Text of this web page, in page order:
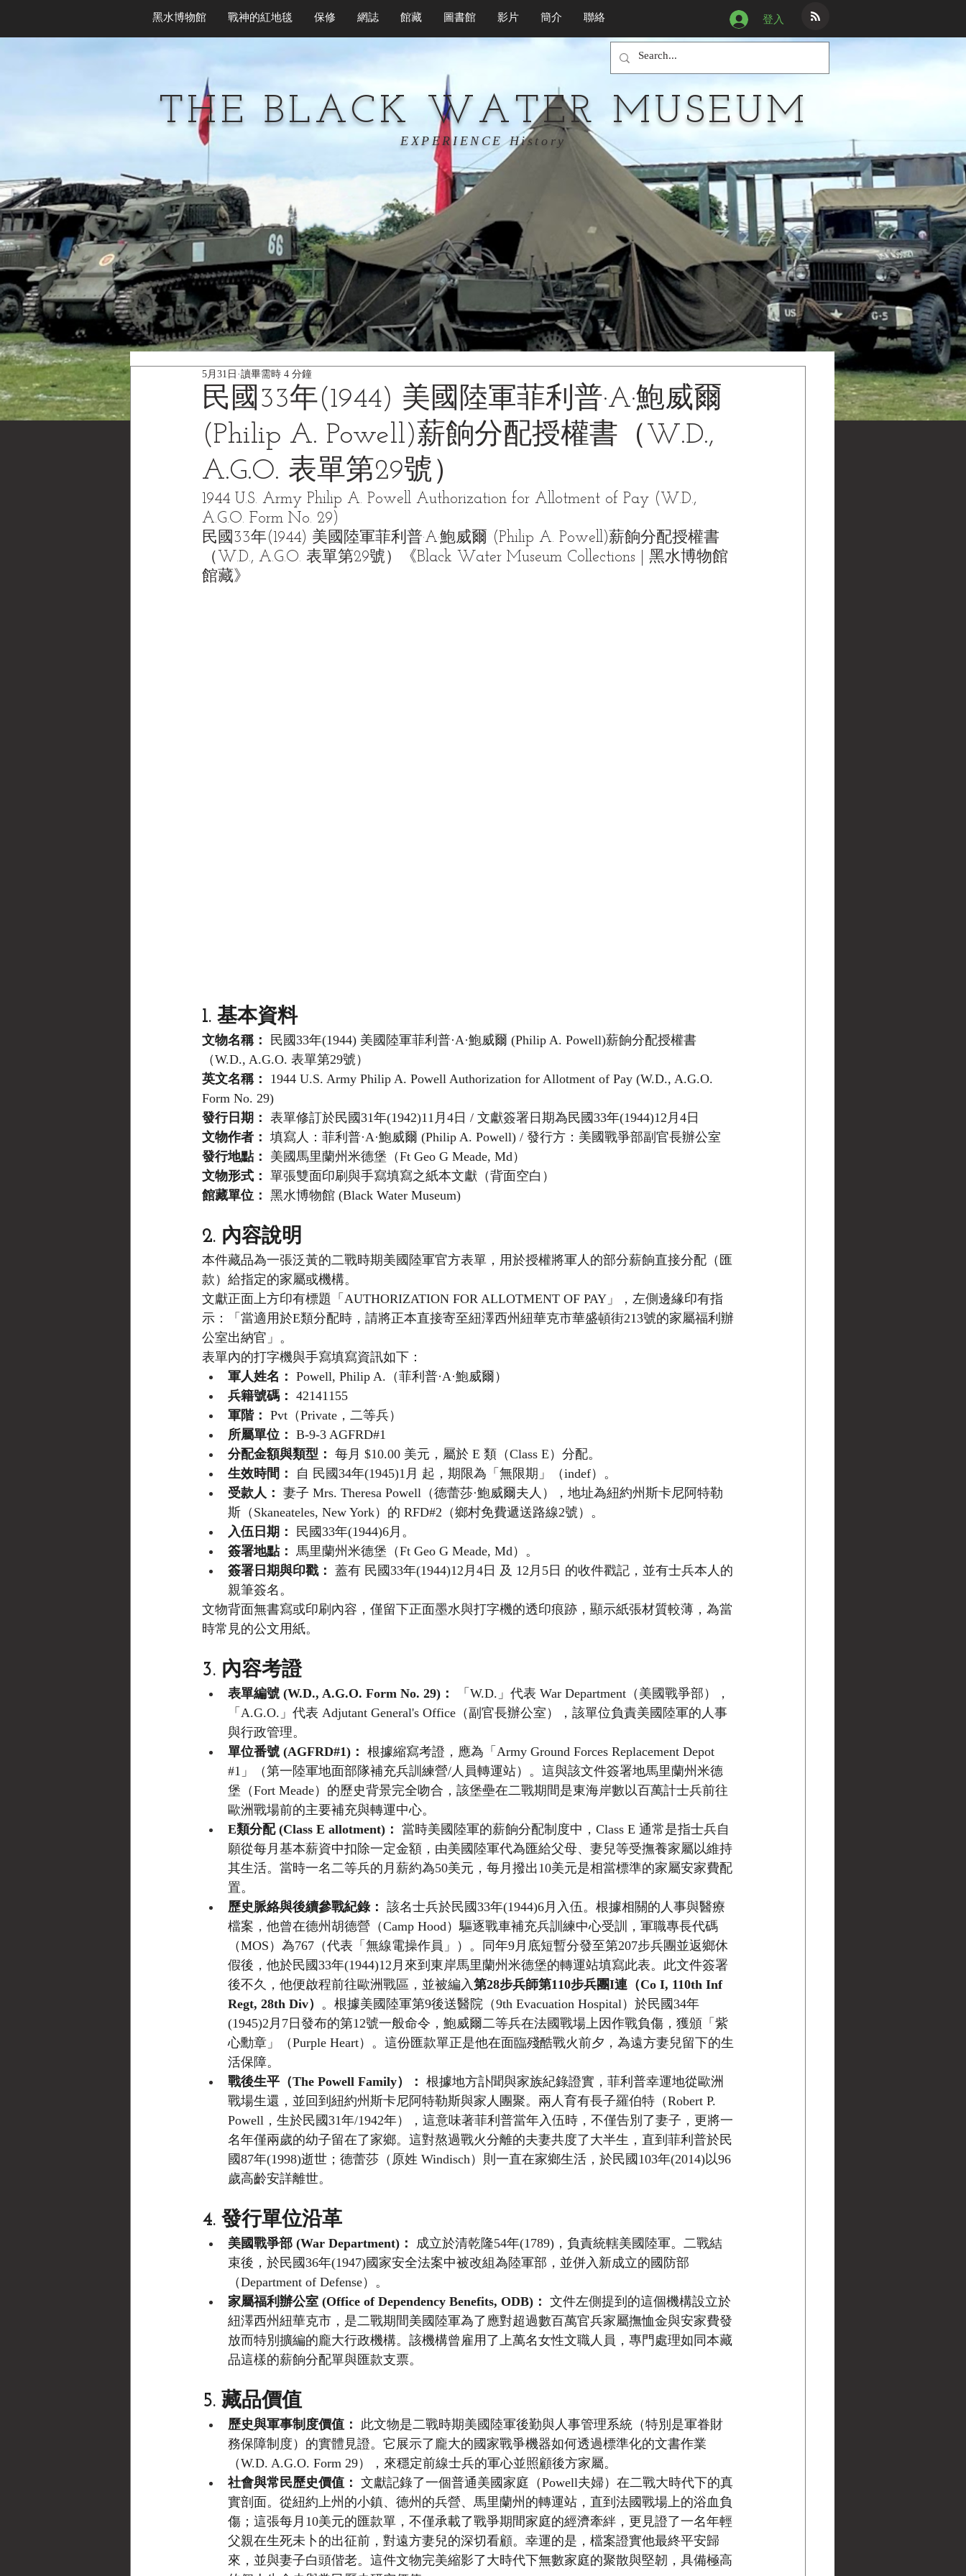
黑水博物館 戰神的紅地毯 保修 網誌 館藏 圖書館 影片 簡介 聯絡 登入
THE BLACK WATER MUSEUM
EXPERIENCE History
民國33年(1944) 美國陸軍菲利普·A·鮑威爾
(Philip A. Powell)薪餉分配授權書（W.D.,
A.G.O. 表單第29號）
5月31日 讀畢需時 4 分鐘
1944 U.S. Army Philip A. Powell Authorization for Allotment of Pay (W.D.,
A.G.O. Form No. 29)
民國33年(1944) 美國陸軍菲利普·A·鮑威爾 (Philip A. Powell)薪餉分配授權書
（W.D., A.G.O. 表單第29號）
《Black Water Museum Collections | 黑水博物館
館藏》
1. 基本資料
文物名稱：
民國33年(1944) 美國陸軍菲利普·A·鮑威爾 (Philip A. Powell)薪餉分配授權書
（W.D., A.G.O. 表單第29號）
英文名稱：
1944 U.S. Army Philip A. Powell Authorization for Allotment of Pay (W.D., A.G.O.
Form No. 29)
發行日期： 表單修訂於民國31年(1942)11月4日 / 文獻簽署日期為民國33年(1944)12月4日
文物作者： 填寫人：菲利普·A·鮑威爾 (Philip A. Powell) / 發行方：美國戰爭部副官長辦公室
發行地點：
美國馬里蘭州米德堡（Ft Geo G Meade, Md）
文物形式： 單張雙面印刷與手寫填寫之紙本文獻（背面空白）
館藏單位： 黑水博物館 (Black Water Museum)
2. 內容說明
本件藏品為一張泛黃的二戰時期美國陸軍官方表單，用於授權將軍人的部分薪餉直接分配（匯
款）給指定的家屬或機構。
文獻正面上方印有標題「AUTHORIZATION FOR ALLOTMENT OF PAY」，左側邊緣印有指
示：「當適用於E類分配時，請將正本直接寄至紐澤西州紐華克市華盛頓街213號的家屬福利辦
公室出納官」。
表單內的打字機與手寫填寫資訊如下：
軍人姓名： Powell, Philip A.（菲利普·A·鮑威爾）
兵籍號碼： 42141155
軍階： Pvt（Private，二等兵）
所屬單位： B-9-3 AGFRD#1
分配金額與類型： 每月 $10.00 美元，屬於 E 類（Class E）分配。
生效時間：
自 民國34年(1945)1月 起，期限為「無限期」（indef）。
受款人： 妻子 Mrs. Theresa Powell（德蕾莎·鮑威爾夫人），地址為紐約州斯卡尼阿特勒
斯（Skaneateles, New York）的 RFD#2（鄉村免費遞送路線2號）。
入伍日期：
民國33年(1944)6月。
簽署地點：
馬里蘭州米德堡（Ft Geo G Meade, Md）。
簽署日期與印戳： 蓋有 民國33年(1944)12月4日 及 12月5日 的收件戳記，並有士兵本人的
親筆簽名。
文物背面無書寫或印刷內容，僅留下正面墨水與打字機的透印痕跡，顯示紙張材質較薄，為當
時常見的公文用紙。
3. 內容考證
表單編號 (W.D., A.G.O. Form No. 29)：
「W.D.」代表 War Department（美國戰爭部），
「A.G.O.」代表 Adjutant General's Office（副官長辦公室），該單位負責美國陸軍的人事
與行政管理。
單位番號 (AGFRD#1)： 根據縮寫考證，應為「Army Ground Forces Replacement Depot
#1 」（第一陸軍地面部隊補充兵訓練營/人員轉運站）。這與該文件簽署地馬里蘭州米德
堡（Fort Meade）的歷史背景完全吻合，該堡壘在二戰期間是東海岸數以百萬計士兵前往
歐洲戰場前的主要補充與轉運中心。
E類分配 (Class E allotment)： 當時美國陸軍的薪餉分配制度中，Class E 通常是指士兵自
願從每月基本薪資中扣除一定金額，由美國陸軍代為匯給父母、妻兒等受撫養家屬以維持
其生活。當時一名二等兵的月薪約為50美元，每月撥出10美元是相當標準的家屬安家費配
置。
歷史脈絡與後續參戰紀錄： 該名士兵於民國33年(1944)6月入伍。根據相關的人事與醫療
檔案，他曾在德州胡德營（Camp Hood）驅逐戰車補充兵訓練中心受訓，軍職專長代碼
（MOS）為767（代表「無線電操作員」）。同年9月底短暫分發至第207步兵團並返鄉休
假後，他於民國33年(1944)12月來到東岸馬里蘭州米德堡的轉運站填寫此表。此文件簽署
後不久，他便啟程前往歐洲戰區，並被編入 第28步兵師第110步兵團I連（Co I, 110th Inf
Regt, 28th Div） 。根據美國陸軍第9後送醫院（9th Evacuation Hospital）於民國34年
(1945)2月7日發布的第12號一般命令，鮑威爾二等兵在法國戰場上因作戰負傷，獲頒「紫
心勳章」（Purple Heart）。這份匯款單正是他在面臨殘酷戰火前夕，為遠方妻兒留下的生
活保障。
戰後生平（The Powell Family）： 根據地方訃聞與家族紀錄證實，菲利普幸運地從歐洲
戰場生還，並回到紐約州斯卡尼阿特勒斯與家人團聚。兩人育有長子羅伯特（Robert P.
Powell，生於民國31年/1942年），這意味著菲利普當年入伍時，不僅告別了妻子，更將一
名年僅兩歲的幼子留在了家鄉。這對熬過戰火分離的夫妻共度了大半生，直到菲利普於民
國87年(1998)逝世；德蕾莎（原姓 Windisch）則一直在家鄉生活，於民國103年(2014)以96
歲高齡安詳離世。
4. 發行單位沿革
美國戰爭部 (War Department)：
成立於清乾隆54年(1789)，負責統轄美國陸軍。二戰結
束後，於民國36年(1947)國家安全法案中被改組為陸軍部，並併入新成立的國防部
（Department of Defense）。
家屬福利辦公室 (Office of Dependency Benefits, ODB)： 文件左側提到的這個機構設立於
紐澤西州紐華克市，是二戰期間美國陸軍為了應對超過數百萬官兵家屬撫恤金與安家費發
放而特別擴編的龐大行政機構。該機構曾雇用了上萬名女性文職人員，專門處理如同本藏
品這樣的薪餉分配單與匯款支票。
5. 藏品價值
歷史與軍事制度價值：
此文物是二戰時期美國陸軍後勤與人事管理系統（特別是軍眷財
務保障制度）的實體見證。它展示了龐大的國家戰爭機器如何透過標準化的文書作業
（W.D. A.G.O. Form 29），來穩定前線士兵的軍心並照顧後方家屬。
社會與常民歷史價值： 文獻記錄了一個普通美國家庭（Powell夫婦）在二戰大時代下的真
實剖面。從紐約上州的小鎮、德州的兵營、馬里蘭州的轉運站，直到法國戰場上的浴血負
傷；這張每月10美元的匯款單，不僅承載了戰爭期間家庭的經濟牽絆，更見證了一名年輕
父親在生死未卜的出征前，對遠方妻兒的深切看顧。幸運的是，檔案證實他最終平安歸
來，並與妻子白頭偕老。這件文物完美縮影了大時代下無數家庭的聚散與堅韌，具備極高